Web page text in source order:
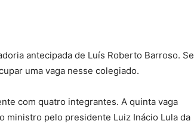
antecipada de Luís Roberto Barroso. Se
uma vaga nesse colegiado.
com quatro integrantes. A quinta vaga
ministro pelo presidente Luiz Inácio Lula da